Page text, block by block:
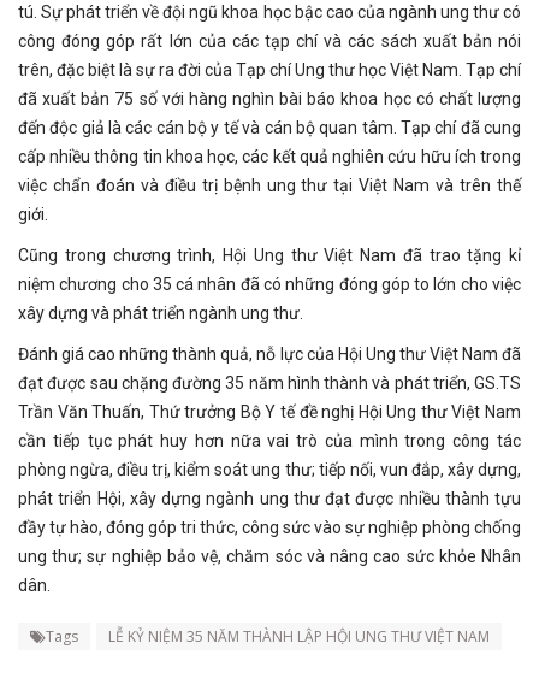
tú. Sự phát triển về đội ngũ khoa học bậc cao của ngành ung thư có
công đóng góp rất lớn của các tạp chí và các sách xuất bản nói
trên, đặc biệt là sự ra đời của Tạp chí Ung thư học Việt Nam. Tạp chí
đã xuất bản 75 số với hàng nghìn bài báo khoa học có chất lượng
đến độc giả là các cán bộ y tế và cán bộ quan tâm. Tạp chí đã cung
cấp nhiều thông tin khoa học, các kết quả nghiên cứu hữu ích trong
việc chẩn đoán và điều trị bệnh ung thư tại Việt Nam và trên thế
giới.
Cũng trong chương trình, Hội Ung thư Việt Nam đã trao tặng kỉ
niệm chương cho 35 cá nhân đã có những đóng góp to lớn cho việc
xây dựng và phát triển ngành ung thư.
Đánh giá cao những thành quả, nỗ lực của Hội Ung thư Việt Nam đã
đạt được sau chặng đường 35 năm hình thành và phát triển, GS.TS
Trần Văn Thuấn, Thứ trưởng Bộ Y tế đề nghị Hội Ung thư Việt Nam
cần tiếp tục phát huy hơn nữa vai trò của mình trong công tác
phòng ngừa, điều trị, kiểm soát ung thư; tiếp nối, vun đắp, xây dựng,
phát triển Hội, xây dựng ngành ung thư đạt được nhiều thành tựu
đầy tự hào, đóng góp tri thức, công sức vào sự nghiệp phòng chống
ung thư; sự nghiệp bảo vệ, chăm sóc và nâng cao sức khỏe Nhân
dân.
Tags LỄ KỶ NIỆM 35 NĂM THÀNH LẬP HỘI UNG THƯ VIỆT NAM